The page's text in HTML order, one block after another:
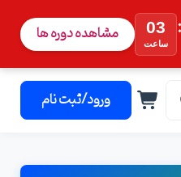
03
ساعت
: مشاهده دوره ها
ورود/ثبت نام